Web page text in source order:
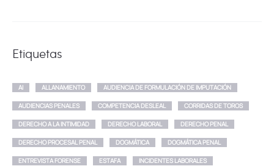
Etiquetas
AI ALLANAMIENTO AUDIENCIA DE FORMULACIÓN DE IMPUTACIÓN
AUDIENCIAS PENALES COMPETENCIA DESLEAL CORRIDAS DE TOROS
DERECHO A LA INTIMIDAD DERECHO LABORAL DERECHO PENAL
DERECHO PROCESAL PENAL DOGMÁTICA DOGMÁTICA PENAL
ENTREVISTA FORENSE ESTAFA INCIDENTES LABORALES